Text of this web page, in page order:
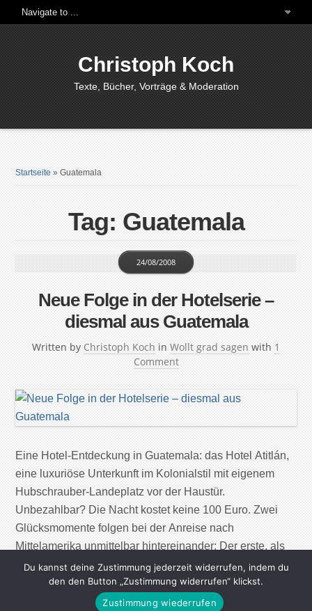
Christoph Koch
Texte, Bücher, Vorträge & Moderation
Startseite »Guatemala
Tag: Guatemala
Neue Folge in der Hotelserie –
diesmal aus Guatemala
Written by Christoph Koch
24/08/2008
in Wollt grad sagen with 1
Comment
Eine Hotel-Entdeckung in Guatemala: das Hotel Atitlán,
eine luxuriöse Unterkunft im Kolonialstil mit eigenem
Hubschrauber-Landeplatz vor der Haustür.
Unbezahlbar? Die Nacht kostet keine 100 Euro. Zwei
Glücksmomente folgen bei der Anreise nach
Mittelamerika unmittelbar hintereinander: Der erste, als
sich der laut Schriftsteller Aldous Huxley „schönste See
der Welt“ vor uns auftut, die drei respekteinflößenden
Du kannst deine Zustimmung jederzeit widerrufen, indem du
den den Button „Zustimmung widerrufen“ klickst.
Zustimmung wiederrufen